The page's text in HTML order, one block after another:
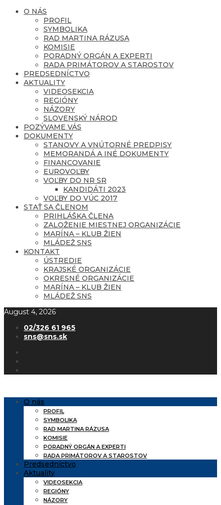
O NÁS
PROFIL
SYMBOLIKA
RAD MARTINA RÁZUSA
KOMISIE
PORADNÝ ORGÁN A EXPERTI
RADA PRIMÁTOROV A STAROSTOV
PREDSEDNÍCTVO
AKTUALITY
VIDEOSEKCIA
REGIÓNY
NÁZORY
SLOVENSKÝ NÁROD
POZÝVAME VÁS
DOKUMENTY
STANOVY A VNÚTORNÉ PREDPISY
MEMORANDÁ A INÉ DOKUMENTY
FINANCOVANIE
EUROVOĽBY
VOĽBY DO NR SR
KANDIDÁTI 2023
VOĽBY DO VÚC 2017
STAŤ SA ČLENOM
PRIHLÁŠKA ČLENA
ZALOŽENIE MIESTNEJ ORGANIZÁCIE
MARÍNA – KLUB ŽIEN
MLÁDEŽ SNS
KONTAKT
ÚSTREDIE
KRAJSKÉ ORGANIZÁCIE
OKRESNÉ ORGANIZÁCIE
MARÍNA – KLUB ŽIEN
MLÁDEŽ SNS
August 4, 2026
02/326 61 965
sns@sns.sk
O nás
PROFIL
SYMBOLIKA
RAD MARTINA RÁZUSA
KOMISIE
PORADNÝ ORGÁN A EXPERTI
RADA PRIMÁTOROV A STAROSTOV
Predsedníctvo
Aktuality
VIDEOSEKCIA
REGIÓNY
NÁZORY